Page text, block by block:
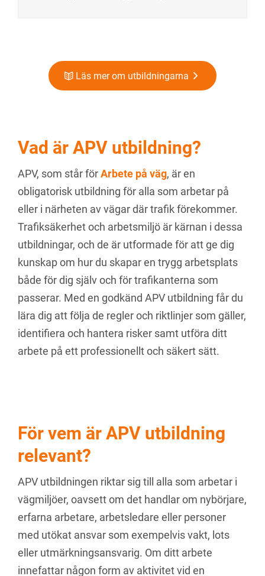
Läs mer om utbildningarna
Vad är APV utbildning?
APV, som står förArbete på väg, är en
obligatorisk utbildning för alla som arbetar på
eller i närheten av vägar där trafik förekommer.
Trafiksäkerhet och arbetsmiljö är kärnan i dessa
utbildningar, och de är utformade för att ge dig
kunskap om hur du skapar en trygg arbetsplats
både för dig själv och för trafikanterna som
passerar. Med en godkänd APV utbildning får du
lära dig att följa de regler och riktlinjer som gäller,
identifiera och hantera risker samt utföra ditt
arbete på ett professionellt och säkert sätt.
För vem är APV utbildning
relevant?
APV utbildningen riktar sig till alla som arbetar i
vägmiljöer, oavsett om det handlar om nybörjare,
erfarna arbetare, arbetsledare eller personer
med utökat ansvar som exempelvis vakt, lots
eller utmärkningsansvarig. Om ditt arbete
innefattar någon form av aktivitet vid en